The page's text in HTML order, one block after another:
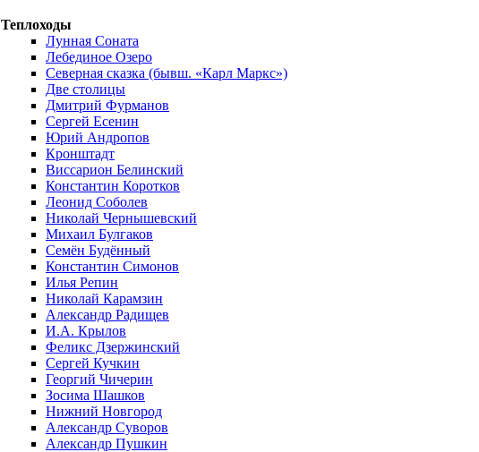
Теплоходы
Лунная Соната
Лебединое Озеро
Северная сказка (бывш. «Карл Маркс»)
Две столицы
Дмитрий Фурманов
Сергей Есенин
Юрий Андропов
Кронштадт
Виссарион Белинский
Константин Коротков
Леонид Соболев
Николай Чернышевский
Михаил Булгаков
Семён Будённый
Константин Симонов
Илья Репин
Николай Карамзин
Александр Радищев
И.А. Крылов
Феликс Дзержинский
Сергей Кучкин
Георгий Чичерин
Зосима Шашков
Нижний Новгород
Александр Суворов
Александр Пушкин